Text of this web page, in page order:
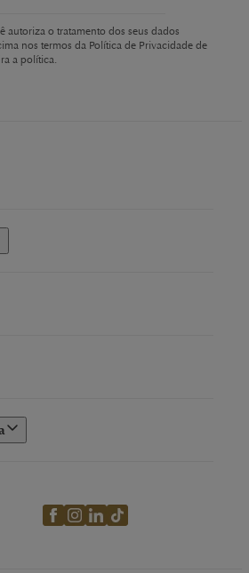
autoriza o tratamento dos seus dados
nos termos da Política de Privacidade de
a política.